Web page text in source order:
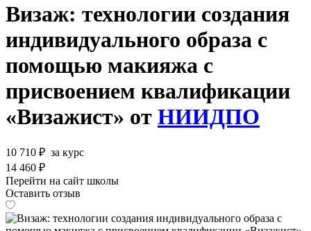
Визаж: технологии создания
индивидуального образа с
помощью макияжа с
присвоением квалификации
«Визажист» от НИИДПО
10 710 ₽ за курс
14 460 ₽
Перейти на сайт школы
Оставить отзыв